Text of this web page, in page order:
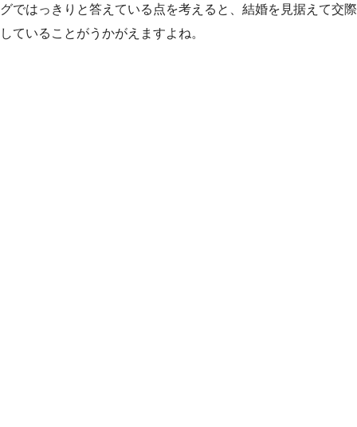
グではっきりと答えている点を考えると、結婚を見据えて交際
していることがうかがえますよね。